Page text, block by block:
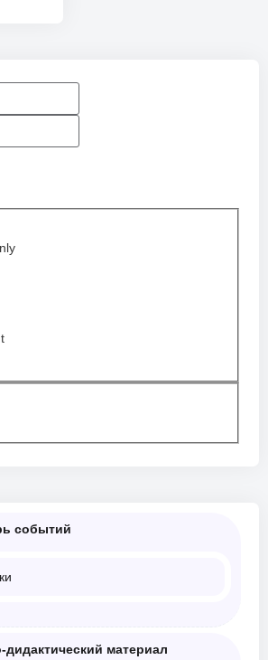
событий
дидактический материал